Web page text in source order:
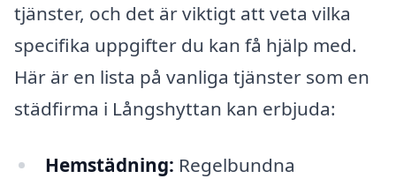
tjänster, och det är viktigt att veta vilka
specifika uppgifter du kan få hjälp med.
Här är en lista på vanliga tjänster som en
städfirma i Långshyttan kan erbjuda:
Hemstädning: Regelbundna